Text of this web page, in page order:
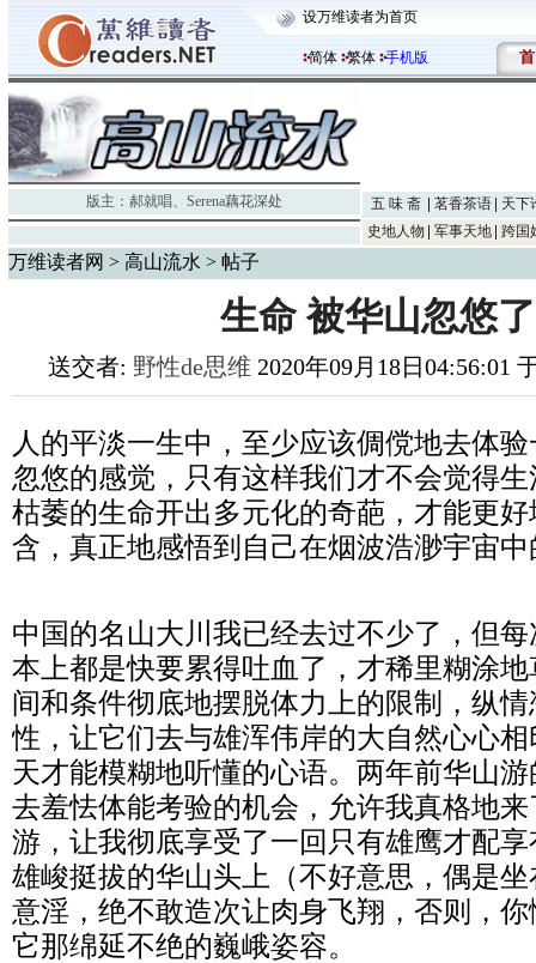
设万维读者为首页
简体 繁体 手机版 首
版主： 郝就唱、 Serena藕花深处 五 味 斋 茗香茶语
天下
史地人物
军事天地 跨国
万维读者网 > 高山流水 > 帖子
生命 被华山忽悠
送交者: 野性de思维 2020年09月18日04:56:01
人的平淡一生中，至少应该倜傥地去体
忽悠的感觉，只有这样我们才不会觉得
枯萎的生命开出多元化的奇葩，才能更
含，真正地感悟到自己在烟波浩渺宇宙
中国的名山大川我已经去过不少了，但
本上都是快要累得吐血了，才稀里糊涂
间和条件彻底地摆脱体力上的限制，纵
性，让它们去与雄浑伟岸的大自然心心
天才能模糊地听懂的心语。两年前华山
去羞怯体能考验的机会，允许我真格地
游，让我彻底享受了一回只有雄鹰才配
雄峻挺拔的华山头上（不好意思，偶是
意淫，绝不敢造次让肉身飞翔，否则，
它那绵延不绝的巍峨姿容。